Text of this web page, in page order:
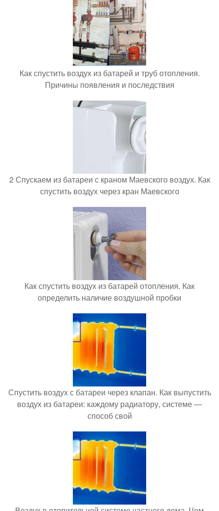
Как спустить воздух из батарей и труб отопления.
Причины появления и последствия
2 Спускаем из батареи с краном Маевского воздух. Как
спустить воздух через кран Маевского
Как спустить воздух из батарей отопления. Как
определить наличие воздушной пробки
Спустить воздух с батареи через клапан. Как выпустить
воздух из батареи: каждому радиатору, системе —
способ свой